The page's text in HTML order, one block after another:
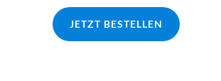
JETZT BESTELLEN